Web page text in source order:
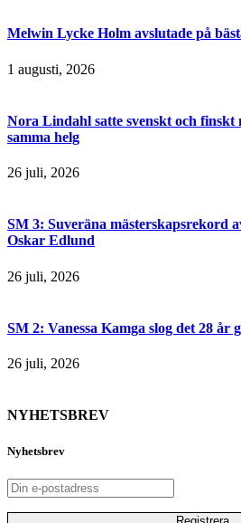
Melwin Lycke Holm avslutade på
1 augusti, 2026
Nora Lindahl satte svenskt och finskt
samma helg
26 juli, 2026
SM 3: Suveräna mästerskapsrekord
Oskar Edlund
26 juli, 2026
SM 2: Vanessa Kamga slog det 28 år
26 juli, 2026
NYHETSBREV
Nyhetsbrev